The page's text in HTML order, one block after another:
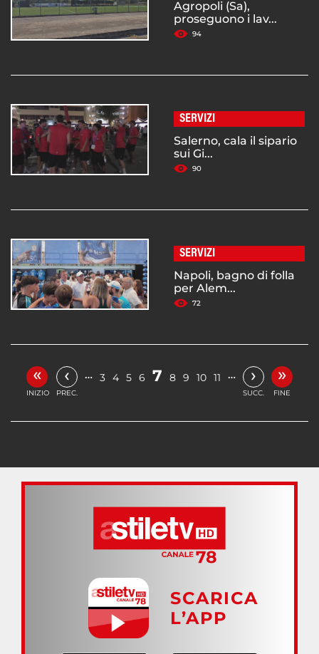
Agropoli (Sa),
proseguono i lav...
94
SERVIZI
Salerno, cala il sipario
sui Gi...
90
SERVIZI
Napoli, bagno di folla
per Alem...
72
«
INIZIO
‹
PREC.
… 3 4 5 6 7 8 9 10 11 … ›
SUCC.
»
FINE
SCARICA
L’APP